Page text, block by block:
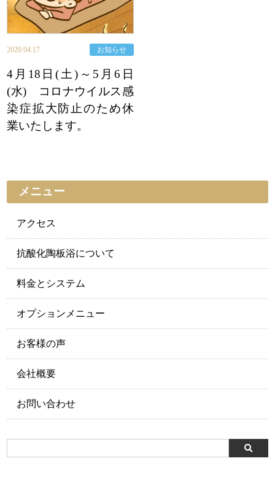
2020.04.17 お知らせ
4月18日(土)～5月6日
(水) コロナウイルス感
染症拡大防止のため休
業いたします。
メニュー
アクセス
抗酸化陶板浴について
料金とシステム
オプションメニュー
お客様の声
会社概要
お問い合わせ